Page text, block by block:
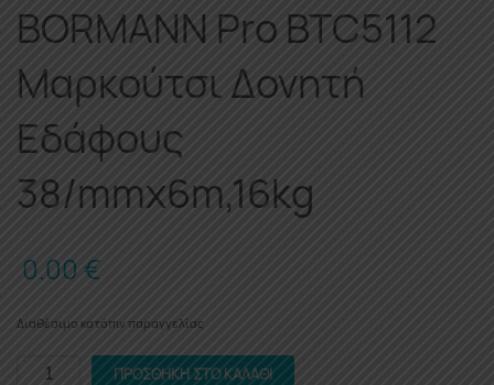
BORMANN Pro BTC5112
Μαρκούτσι Δονητή
Εδάφους
38/mmx6m,16kg
0.00 €
Διαθέσιμο κατόπιν παραγγελίας
BORMANN
ΠΡΟΣΘΉΚΗ ΣΤΟ ΚΑΛΆΘΙ